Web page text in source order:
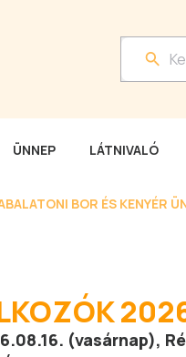
ÜNNEP LÁTNIVALÓ
BALATONI BOR ÉS KENYÉR
(vasárnap),